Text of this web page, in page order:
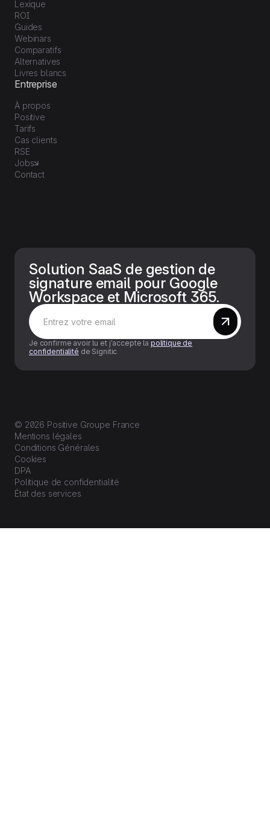
Lexique
ROI
Guides
Webinars
Comparatifs
Alternatives
Livres blancs
Entreprise
À propos
Positive
Tarifs
Cas clients
RSE
Jobs
Contact
Solution SaaS de gestion de
signature email pour Google
Workspace et Microsoft 365.
Je confirme avoir lu et j’accepte la politique de
confidentialité de Signitic
© 2026 Positive Groupe France
Mentions légales
Conditions Générales
Cookies
DPA
Politique de confidentialité
État des services